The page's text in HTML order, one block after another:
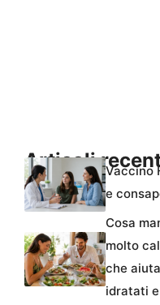
Articoli
Vaccino
e
Cosa
molto
che
idratati